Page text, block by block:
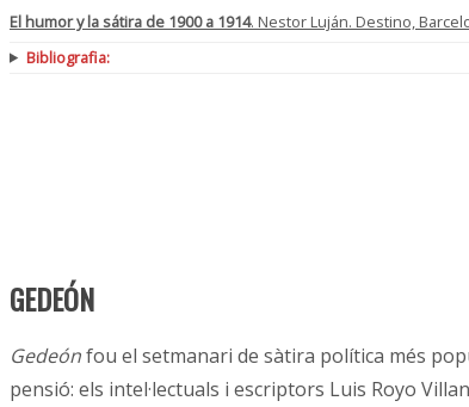
El humor y la sátira de 1900 a 1914. Nestor Luján. Destino,
Bibliografia:
GEDEÓN
Gedeónfou el setmanari de sàtira política més
pensió: els intel·lectuals i escriptors Luis Royo